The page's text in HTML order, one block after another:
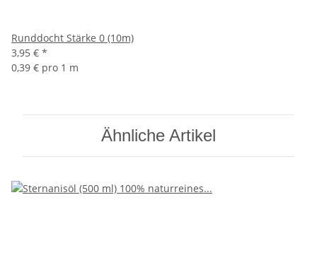
Runddocht Stärke 0 (10m)
3,95 € *
0,39 € pro 1 m
Ähnliche Artikel